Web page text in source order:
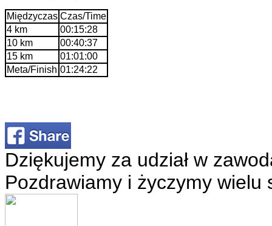
Międzyczas Czas/Time
4 km
00:15:28
10 km
00:40:37
15 km
01:01:00
Meta/Finish 01:24:22
Dziękujemy za udział w
Pozdrawiamy i życzymy wielu